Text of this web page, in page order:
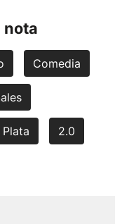
nota
Comedia
2.0